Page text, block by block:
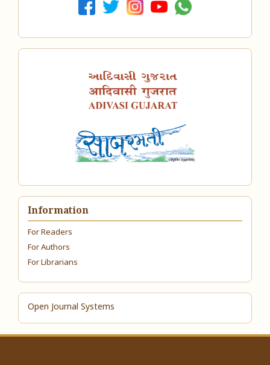
Information
For Readers
For Authors
For Librarians
Open Journal Systems